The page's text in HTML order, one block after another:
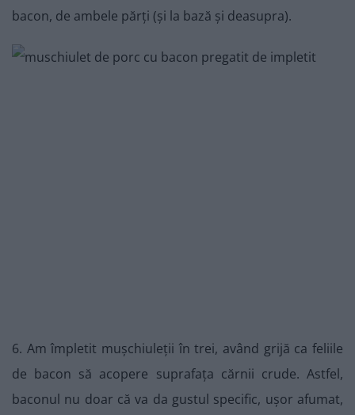
bacon, de ambele părți (și la bază și deasupra).
6. Am împletit mușchiuleții în trei, având grijă ca feliile
de bacon să acopere suprafața cărnii crude. Astfel,
baconul nu doar că va da gustul specific, ușor afumat,